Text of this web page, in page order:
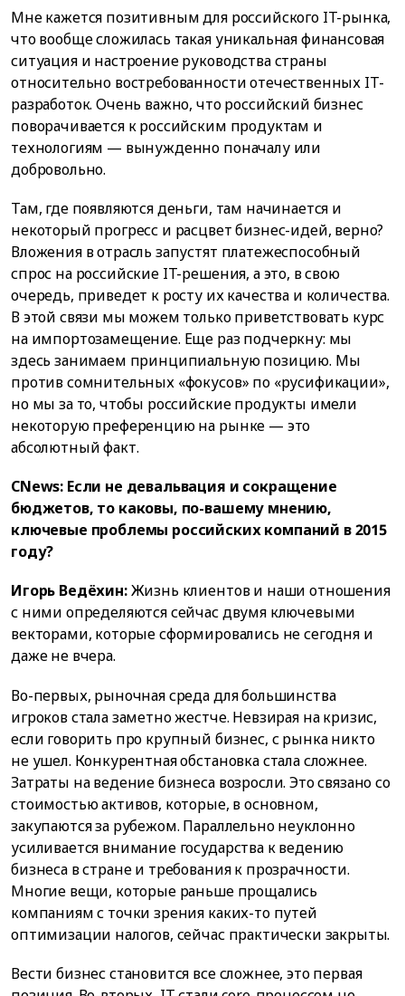
Мне кажется позитивным для российского IT-рынка,
что вообще сложилась такая уникальная финансовая
ситуация и настроение руководства страны
относительно востребованности отечественных IT-
разработок. Очень важно, что российский бизнес
поворачивается к российским продуктам и
технологиям — вынужденно поначалу или
добровольно.
Там, где появляются деньги, там начинается и
некоторый прогресс и расцвет бизнес-идей, верно?
Вложения в отрасль запустят платежеспособный
спрос на российские IT-решения, а это, в свою
очередь, приведет к росту их качества и количества.
В этой связи мы можем только приветствовать курс
на импортозамещение. Еще раз подчеркну: мы
здесь занимаем принципиальную позицию. Мы
против сомнительных «фокусов» по «русификации»,
но мы за то, чтобы российские продукты имели
некоторую преференцию на рынке — это
абсолютный факт.
CNews: Если не девальвация и сокращение
бюджетов, то каковы, по-вашему мнению,
ключевые проблемы российских компаний в 2015
году?
Игорь Ведёхин:Жизнь клиентов и наши отношения
с ними определяются сейчас двумя ключевыми
векторами, которые сформировались не сегодня и
даже не вчера.
Во-первых, рыночная среда для большинства
игроков стала заметно жестче. Невзирая на кризис,
если говорить про крупный бизнес, с рынка никто
не ушел. Конкурентная обстановка стала сложнее.
Затраты на ведение бизнеса возросли. Это связано со
стоимостью активов, которые, в основном,
закупаются за рубежом. Параллельно неуклонно
усиливается внимание государства к ведению
бизнеса в стране и требования к прозрачности.
Многие вещи, которые раньше прощались
компаниям с точки зрения каких-то путей
оптимизации налогов, сейчас практически закрыты.
Вести бизнес становится все сложнее, это первая